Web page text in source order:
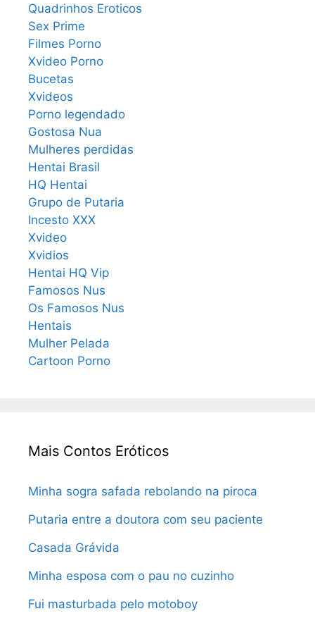
Quadrinhos Eroticos
Sex Prime
Filmes Porno
Xvideo Porno
Bucetas
Xvideos
Porno legendado
Gostosa Nua
Mulheres perdidas
Hentai Brasil
HQ Hentai
Grupo de Putaria
Incesto XXX
Xvideo
Xvidios
Hentai HQ Vip
Famosos Nus
Os Famosos Nus
Hentais
Mulher Pelada
Cartoon Porno
Mais Contos Eróticos
Minha sogra safada rebolando na piroca
Putaria entre a doutora com seu paciente
Casada Grávida
Minha esposa com o pau no cuzinho
Fui masturbada pelo motoboy